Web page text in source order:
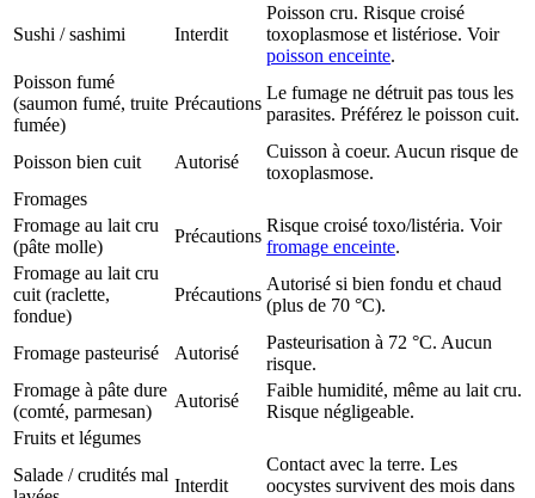
Sushi / sashimi Interdit
Poisson cru. Risque croisé
toxoplasmose et listériose. Voir
poisson enceinte.
Poisson fumé
(saumon fumé, truite
fumée)
Précautions
Le fumage ne détruit pas tous les
parasites. Préférez le poisson cuit.
Poisson bien cuit Autorisé
Cuisson à coeur. Aucun risque de
toxoplasmose.
Fromages
Fromage au lait cru
(pâte molle)
Précautions
Risque croisé toxo/listéria. Voir
fromage enceinte.
Fromage au lait cru
cuit (raclette,
fondue)
Précautions
Autorisé si bien fondu et chaud
(plus de 70 °C).
Fromage pasteurisé Autorisé
Pasteurisation à 72 °C. Aucun
risque.
Fromage à pâte dure
(comté, parmesan)
Autorisé
Faible humidité, même au lait cru.
Risque négligeable.
Fruits et légumes
Salade / crudités mal
Interdit
Contact avec la terre. Les
oocystes survivent des mois dans